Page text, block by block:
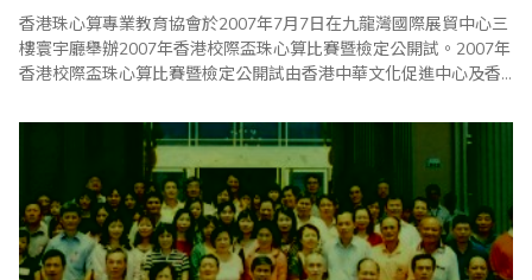
香港珠心算專業教育協會於2007年7月7日在九龍灣國際展貿中心三
樓寰宇廳舉辦2007年香港校際盃珠心算比賽暨檢定公開試。2007年
香港校際盃珠心算比賽暨檢定公開試由香港中華文化促進中心及香
迪智慧功能，提昇香港學生珠心算水平，建立本港比賽標準和楷
模，推廣普及珠心算文化，加強學校珠算文化交流，鼓勵學童學習
珠心算為宗旨。 2007年香港校際..